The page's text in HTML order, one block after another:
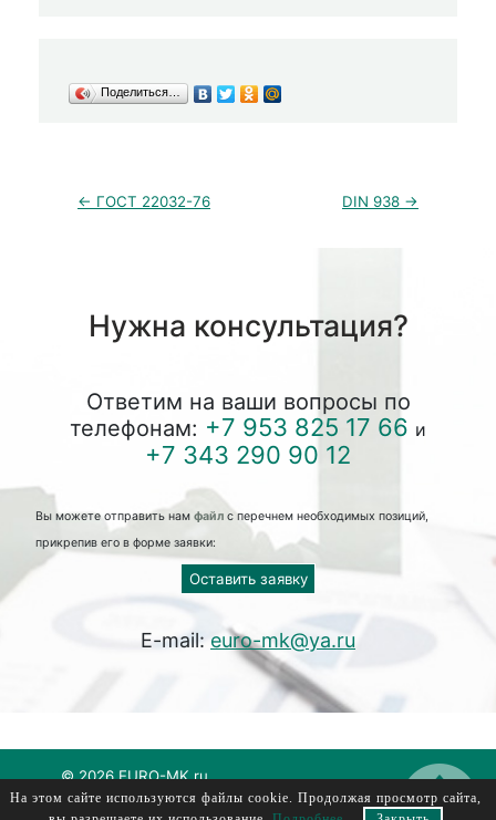
Поделиться…
← ГОСТ 22032-76 DIN 938 →
Нужна консультация?
Ответим на ваши вопросы по
телефонам: +7 953 825 17 66 и
+7 343 290 90 12
Вы можете отправить нам файлс перечнем необходимых позиций,
прикрепив его в форме заявки:
Оставить заявку
E-mail: euro-mk@ya.ru
© 2026 EURO-MK.ru
евромк, еуромк, euromk, evromk
На этом сайте используются файлы cookie. Продолжая просмотр сайта,